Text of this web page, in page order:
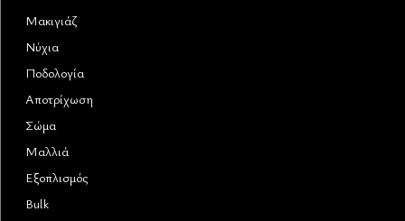
Μακιγιάζ
Νύχια
Ποδολογία
Αποτρίχωση
Σώμα
Μαλλιά
Εξοπλισμός
Bulk